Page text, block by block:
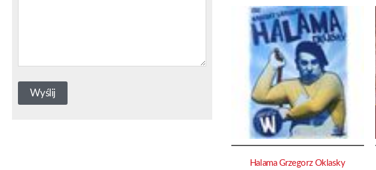
Halama Grzegorz Oklasky